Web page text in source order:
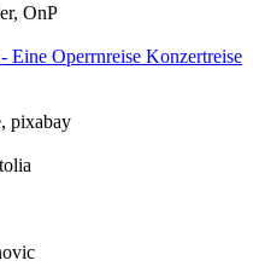
OnP
Eine Operrnreise Konzertreise
pixabay